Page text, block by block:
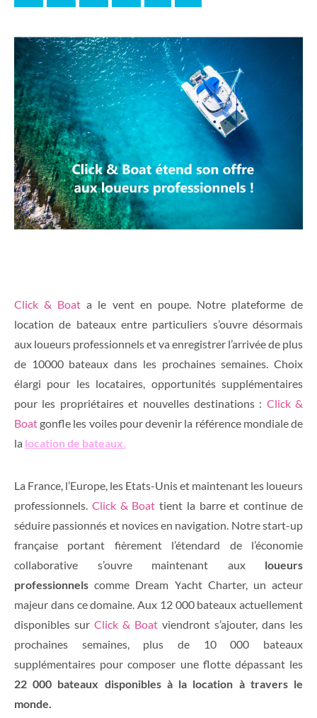
Click & Boat a le vent en poupe. Notre plateforme de
location de bateaux entre particuliers s’ouvre désormais
aux loueurs professionnels et va enregistrer l’arrivée de plus
de 10000 bateaux dans les prochaines semaines. Choix
élargi pour les locataires, opportunités supplémentaires
pour les propriétaires et nouvelles destinations : Click &
Boat gonfle les voiles pour devenir la référence mondiale de
la location de bateaux
La France, l’Europe, les Etats-Unis et maintenant les loueurs
professionnels. Click & Boat tient la barre et continue de
séduire passionnés et novices en navigation. Notre start-up
française portant fièrement l’étendard de l’économie
collaborative s’ouvre maintenant aux loueurs
professionnels comme Dream Yacht Charter, un acteur
majeur dans ce domaine. Aux 12 000 bateaux actuellement
disponibles sur Click & Boat viendront s’ajouter, dans les
prochaines semaines, plus de 10 000 bateaux
supplémentaires pour composer une flotte dépassant les
22 000 bateaux disponibles à la location à travers le
monde.